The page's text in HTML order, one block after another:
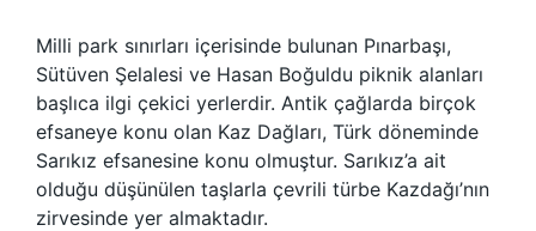
Milli park sınırları içerisinde bulunan Pınarbaşı,
Sütüven Şelalesi ve Hasan Boğuldu piknik alanları
başlıca ilgi çekici yerlerdir. Antik çağlarda birçok
efsaneye konu olan Kaz Dağları, Türk döneminde
Sarıkız efsanesine konu olmuştur. Sarıkız’a ait
olduğu düşünülen taşlarla çevrili türbe Kazdağı’nın
zirvesinde yer almaktadır.